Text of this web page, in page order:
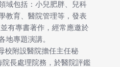
域包括：小兒肥胖、兒科
教育、醫院管理等，發表
有專書著作，經常應邀於
地專題演講。
校附設醫院擔任主任秘
院長處理院務，於醫院評鑑